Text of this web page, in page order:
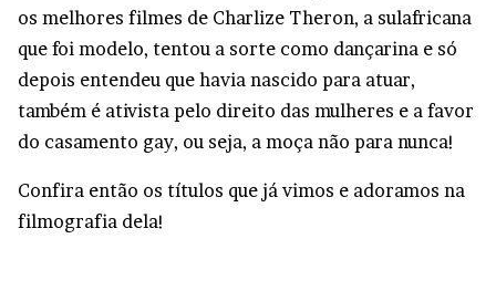
os melhores filmes de Charlize Theron, a sulafricana
que foi modelo, tentou a sorte como dançarina e só
depois entendeu que havia nascido para atuar,
também é ativista pelo direito das mulheres e a favor
do casamento gay, ou seja, a moça não para nunca!
Confira então os títulos que já vimos e adoramos na
filmografia dela!